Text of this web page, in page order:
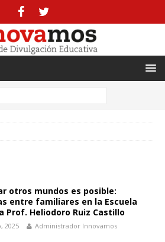
otros mundos es posible:
entre familiares en la Escuela
Prof. Heliodoro Ruiz Castillo
2025 Administrador Innovamos